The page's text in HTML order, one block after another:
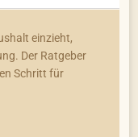
einzieht,
Der Ratgeber
Schritt für